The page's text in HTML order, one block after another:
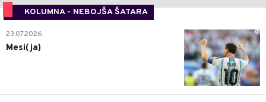
KOLUMNA - NEBOJŠA ŠATARA
0
23.07.2026.
Mesi(ja)